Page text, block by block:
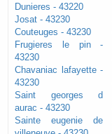
Dunieres - 43220
Josat - 43230
Couteuges - 43230
Frugieres le pin -
43230
Chavaniac lafayette -
43230
Saint georges d
aurac - 43230
Sainte eugenie de